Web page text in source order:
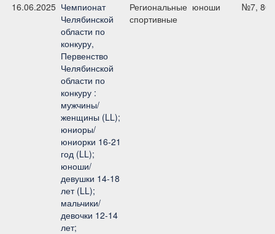
16.06.2025 Чемпионат
Челябинской
области по
конкуру,
Первенство
Челябинской
области по
конкуру :
мужчины/
женщины (LL);
юниоры/
юниорки 16-21
год (LL);
юноши/
девушки 14-18
лет (LL);
мальчики/
девочки 12-14
лет;
Региональные
спортивные
юноши №7, 80